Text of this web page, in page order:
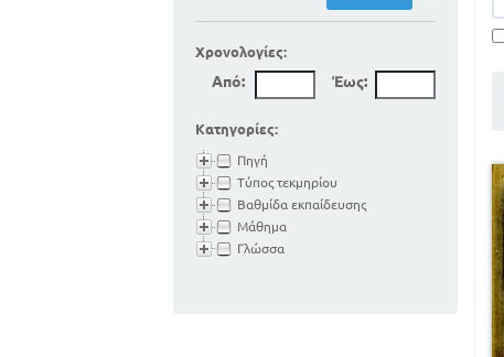
Χρονολογίες:
Από: Έως:
Κατηγορίες:
Πηγή
Τύπος τεκμηρίου
Βαθμίδα εκπαίδευσης
Μάθημα
Γλώσσα